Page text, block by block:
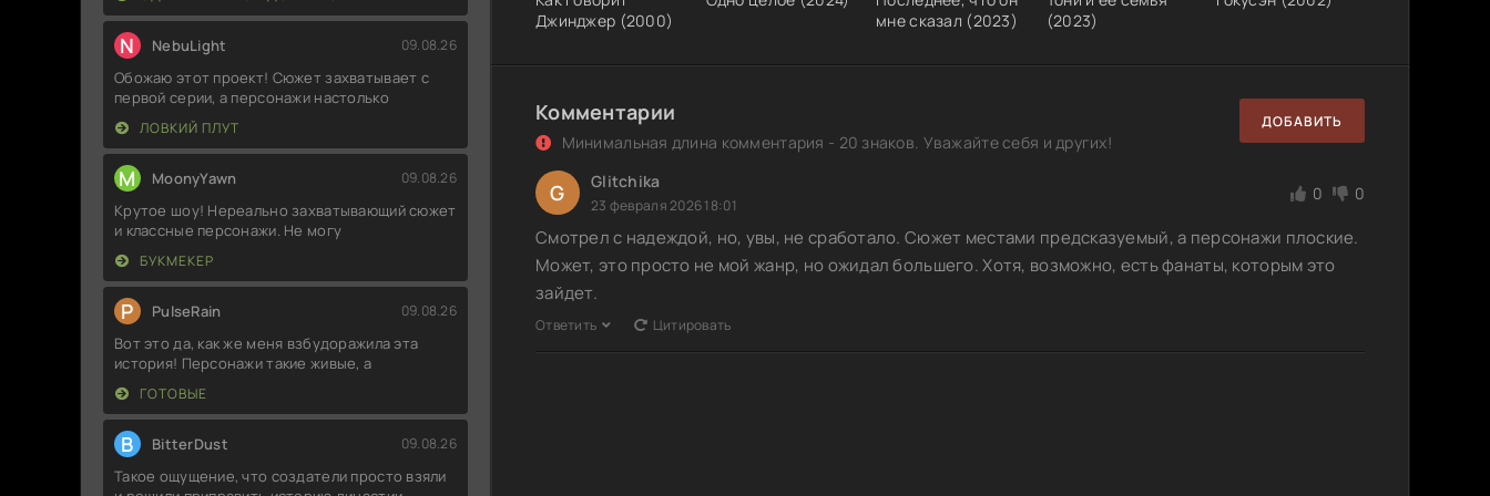
N NebuLight 09.08.26
Обожаю этот проект! Сюжет захватывает с
первой серии, а персонажи настолько
ЛОВКИЙ ПЛУТ
M MoonyYawn 09.08.26
Крутое шоу! Нереально захватывающий сюжет
и классные персонажи. Не могу
БУКМЕКЕР
P PulseRain 09.08.26
Вот это да, как же меня взбудоражила эта
история! Персонажи такие живые, а
ГОТОВЫЕ
B BitterDust 09.08.26
Такое ощущение, что создатели просто взяли
Джинджер (2000)
мне сказал (2023)
(2023)
Комментарии
Минимальная длина комментария - 20 знаков. Уважайте себя и других!
ДОБАВИТЬ
G Glitchika
23 февраля 2026 18:01
0 0
Смотрел с надеждой, но, увы, не сработало. Сюжет местами предсказуемый, а персонажи плоские.
Может, это просто не мой жанр, но ожидал большего. Хотя, возможно, есть фанаты, которым это
зайдет.
Ответить Цитировать